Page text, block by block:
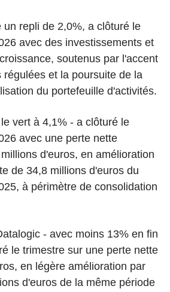
repli de 2,0%, a clôturé le
avec des investissements et
soutenus par l'accent
régulées et la poursuite de la
du portefeuille d'activités.
vert à 4,1% - a clôturé le
avec une perte nette
d'euros, en amélioration
de 34,8 millions d'euros du
à périmètre de consolidation
- avec moins 13% en fin
le trimestre sur une perte nette
en légère amélioration par
d'euros de la même période